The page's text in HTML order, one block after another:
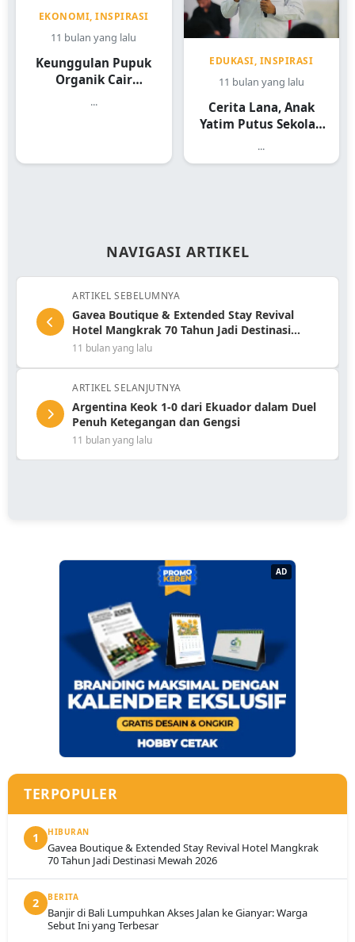
EKONOMI, INSPIRASI
11 bulan yang lalu
Keunggulan Pupuk
Organik Cair
...
EDUKASI, INSPIRASI
11 bulan yang lalu
Cerita Lana, Anak
Yatim Putus Sekolah
...
NAVIGASI ARTIKEL
ARTIKEL SEBELUMNYA
Gavea Boutique & Extended Stay Revival
Hotel Mangkrak 70 Tahun Jadi Destinasi
Mewah 2026
11 bulan yang lalu
ARTIKEL SELANJUTNYA
Argentina Keok 1-0 dari Ekuador dalam Duel
Penuh Ketegangan dan Gengsi
11 bulan yang lalu
AD
TERPOPULER
1 HIBURAN
Gavea Boutique & Extended Stay Revival Hotel Mangkrak
70 Tahun Jadi Destinasi Mewah 2026
2 BERITA
Banjir di Bali Lumpuhkan Akses Jalan ke Gianyar: Warga
Sebut Ini yang Terbesar